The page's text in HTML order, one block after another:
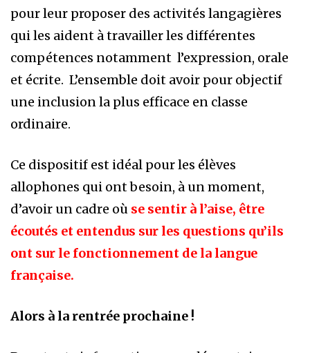
pour leur proposer des activités langagières
qui les aident à travailler les différentes
compétences notamment l’expression, orale
et écrite. L’ensemble doit avoir pour objectif
une inclusion la plus efficace en classe
ordinaire.
Ce dispositif est idéal pour les élèves
allophones qui ont besoin, à un moment,
d’avoir un cadre où se sentir à l’aise, être
écoutés et entendus sur les questions qu’ils
ont sur le fonctionnement de la langue
française.
Alors à la rentrée prochaine !